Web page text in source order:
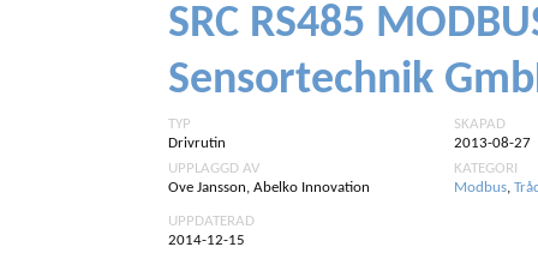
SRC RS485
Sensortechnik
TYP
Drivrutin
UPPLAGGD AV
Ove Jansson, Abelko Innovation
SKAPAD
2013-08-27
KATEGORI
Modbus,
UPPDATERAD
2014-12-15